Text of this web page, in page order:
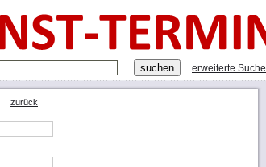
erweiterte Suche
zurück